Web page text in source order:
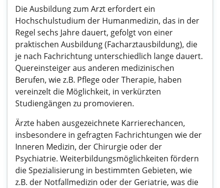
Die Ausbildung zum Arzt erfordert ein
Hochschulstudium der Humanmedizin, das in der
Regel sechs Jahre dauert, gefolgt von einer
praktischen Ausbildung (Facharztausbildung), die
je nach Fachrichtung unterschiedlich lange dauert.
Quereinsteiger aus anderen medizinischen
Berufen, wie z.B. Pflege oder Therapie, haben
vereinzelt die Möglichkeit, in verkürzten
Studiengängen zu promovieren.
Ärzte haben ausgezeichnete Karrierechancen,
insbesondere in gefragten Fachrichtungen wie der
Inneren Medizin, der Chirurgie oder der
Psychiatrie. Weiterbildungsmöglichkeiten fördern
die Spezialisierung in bestimmten Gebieten, wie
z.B. der Notfallmedizin oder der Geriatrie, was die